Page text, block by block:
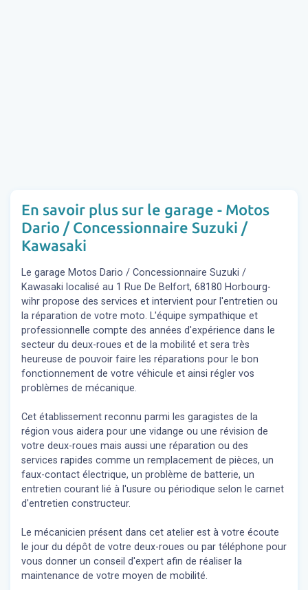
En savoir plus sur le garage - Motos
Dario / Concessionnaire Suzuki /
Kawasaki
Le garage Motos Dario / Concessionnaire Suzuki /
Kawasaki localisé au 1 Rue De Belfort, 68180 Horbourg-
wihr propose des services et intervient pour l'entretien ou
la réparation de votre moto. L'équipe sympathique et
professionnelle compte des années d'expérience dans le
secteur du deux-roues et de la mobilité et sera très
heureuse de pouvoir faire les réparations pour le bon
fonctionnement de votre véhicule et ainsi régler vos
problèmes de mécanique.
Cet établissement reconnu parmi les garagistes de la
région vous aidera pour une vidange ou une révision de
votre deux-roues mais aussi une réparation ou des
services rapides comme un remplacement de pièces, un
faux-contact électrique, un problème de batterie, un
entretien courant lié à l'usure ou périodique selon le carnet
d'entretien constructeur.
Le mécanicien présent dans cet atelier est à votre écoute
le jour du dépôt de votre deux-roues ou par téléphone pour
vous donner un conseil d'expert afin de réaliser la
maintenance de votre moyen de mobilité.